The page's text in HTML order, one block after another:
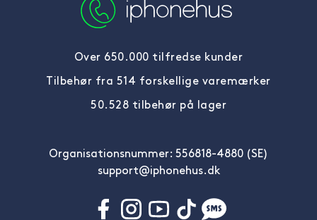
Over 650.000 tilfredse kunder
Tilbehør fra 514 forskellige varemærker
50.528 tilbehør på lager
Organisationsnummer: 556818-4880 (SE)
support@iphonehus.dk